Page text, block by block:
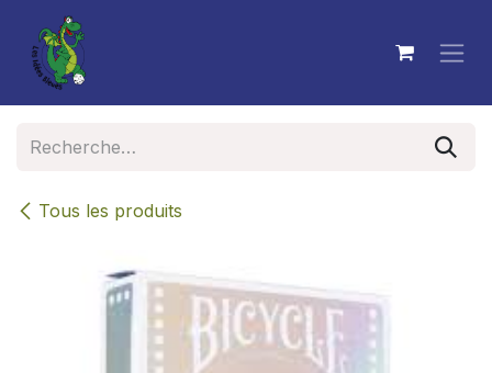
Se rendre au contenu
Tous les produits